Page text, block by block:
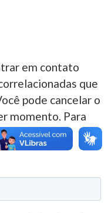
em contato
que
pode cancelar o
momento. Para
de